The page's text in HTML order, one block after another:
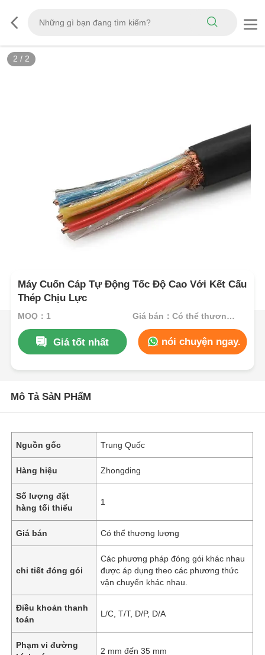
2 / 2
Máy Cuốn Cáp Tự Động Tốc Độ Cao Với Kết Cấu
Thép Chịu Lực
MOQ：1 Giá bán：Có thể thương lượng
Giá tốt nhất nói chuyện ngay.
Mô Tả SảN PHẩM
Nguồn gốc Trung Quốc
Hàng hiệu Zhongding
Số lượng đặt
hàng tối thiểu
1
Giá bán Có thể thương lượng
chi tiết đóng gói
Các phương pháp đóng gói khác nhau
được áp dụng theo các phương thức
vận chuyển khác nhau.
Điều khoản thanh
toán
L/C, T/T, D/P, D/A
Phạm vi đường
2 mm đến 35 mm